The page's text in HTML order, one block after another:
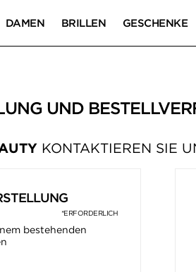
DAMEN BRILLEN GESCHENKE
UND
KONTAKTIEREN SIE
*ERFORDERLICH
bestehenden